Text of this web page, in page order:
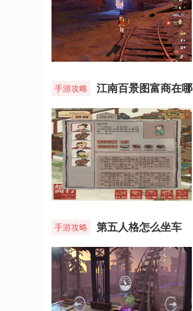
手游攻略 江南百景图富商在哪
手游攻略 第五人格怎么坐车